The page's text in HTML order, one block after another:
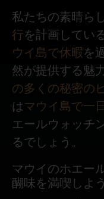
私たちの素晴ら
行を計画してい
ウイ島で休暇を
然が提供する魅
の多くの秘密の
はマウイ島で一
エールウォッチ
るでしょう。
マウイのホエー
醐味を満喫しよう